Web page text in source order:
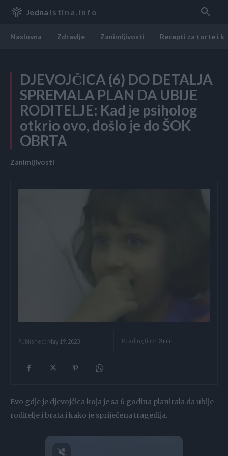
Jedna Istina.info
Naslovna Zdravlje Zanimljivosti Recepti za torte i
DJEVOJČICA (6) DO DETALJA
SPREMALA PLAN DA UBIJE
RODITELJE: Kad je psiholog
otkrio ovo, došlo je do ŠOK
OBRTA
Zanimljivosti
Published: May 19, 2023 Reading time: 3 min.
Evo gdje je djevojčica koja je sa 6 godina planirala da ubije
roditelje i brata i kako je spriječena tragedija.